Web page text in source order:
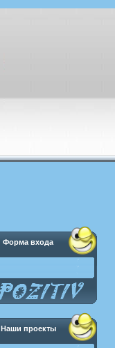
Форма входа
Наши проекты